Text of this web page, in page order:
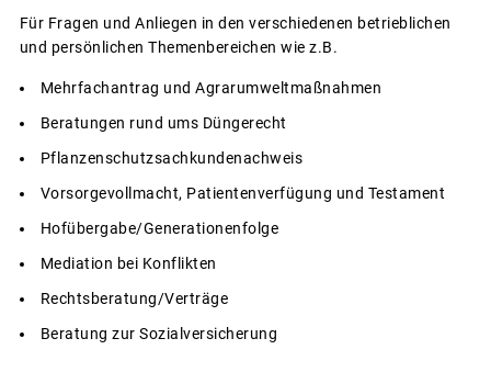
Für Fragen und Anliegen in den verschiedenen betrieblichen
und persönlichen Themenbereichen wie z.B.
Mehrfachantrag und Agrarumweltmaßnahmen
Beratungen rund ums Düngerecht
Pflanzenschutzsachkundenachweis
Vorsorgevollmacht, Patientenverfügung und Testament
Hofübergabe/Generationenfolge
Mediation bei Konflikten
Rechtsberatung/Verträge
Beratung zur Sozialversicherung